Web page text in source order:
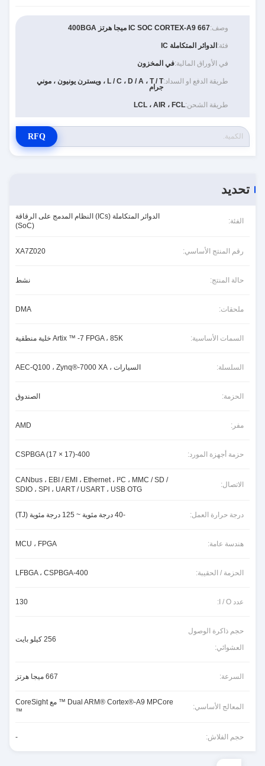
وصف:IC SOC CORTEX-A9 667 ميجا هرتز 400BGA
فئة: الدوائر المتكاملة IC
في الأوراق المالية:في المخزون
طريقة الدفع او السداد: L / C ، D / A ، T / T ، ويسترن يونيون ، موني
جرام
طريقة الشحن:LCL ، AIR ، FCL
RFQ
تحديد
الفئة:
الدوائر المتكاملة (ICs) النظام المدمج على الرقاقة
(SoC)
رقم المنتج الأساسي: XA7Z020
حالة المنتج: نشط
ملحقات: DMA
السمات الأساسية: Artix ™ -7 FPGA ، 85K خلية منطقية
السلسلة: السيارات ، AEC-Q100 ، Zynq®-7000 XA
الحزمة: الصندوق
مفر: AMD
حزمة أجهزة المورد: 400-CSPBGA (17 × 17)
الاتصال:
CANbus ، EBI / EMI ، Ethernet ، I²C ، MMC / SD /
SDIO ، SPI ، UART / USART ، USB OTG
درجة حرارة العمل: -40 درجة مئوية ~ 125 درجة مئوية (TJ)
هندسة عامة: MCU ، FPGA
الحزمة / الحقيبة: 400-LFBGA ، CSPBGA
عدد I / O: 130
حجم ذاكرة الوصول
العشوائي:
256 كيلو بايت
السرعة: 667 ميجا هرتز
المعالج الأساسي:
Dual ARM® Cortex®-A9 MPCore ™ مع CoreSight
™
حجم الفلاش: -